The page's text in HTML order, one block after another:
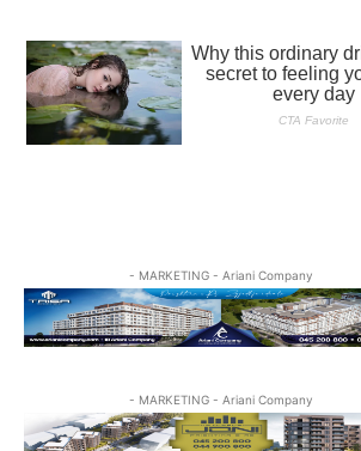
- MARKETING - Ariani Company
- MARKETING - Ariani Company